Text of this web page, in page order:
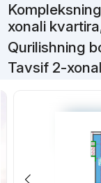
xonali
Qurilishning
Tavsif 2-